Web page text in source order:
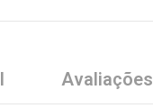
Avaliações